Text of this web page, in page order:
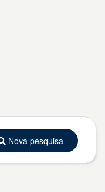
Nova pesquisa